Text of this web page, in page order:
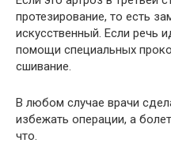
протезирование, то есть
искусственный. Если речь
помощи специальных
сшивание.
В любом случае врачи
избежать операции, а
что.